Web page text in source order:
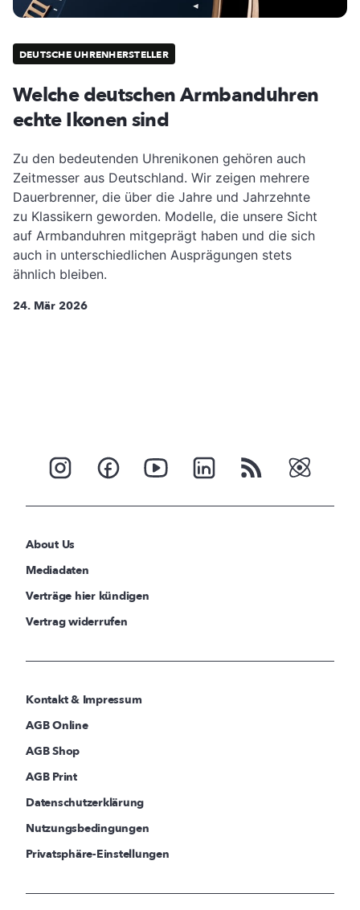
DEUTSCHE UHRENHERSTELLER
Welche deutschen Armbanduhren
echte Ikonen sind
Zu den bedeutenden Uhrenikonen gehören auch
Zeitmesser aus Deutschland. Wir zeigen mehrere
Dauerbrenner, die über die Jahre und Jahrzehnte
zu Klassikern geworden. Modelle, die unsere Sicht
auf Armbanduhren mitgeprägt haben und die sich
auch in unterschiedlichen Ausprägungen stets
ähnlich bleiben.
24. Mär 2026
About Us
Mediadaten
Verträge hier kündigen
Vertrag widerrufen
Kontakt & Impressum
AGB Online
AGB Shop
AGB Print
Datenschutzerklärung
Nutzungsbedingungen
Privatsphäre-Einstellungen